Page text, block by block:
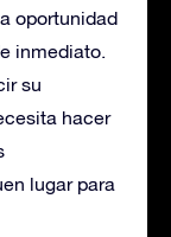
oportunidad
inmediato.
su
hacer
lugar para